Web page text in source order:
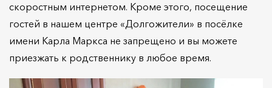
скоростным интернетом. Кроме этого, посещение
гостей в нашем центре «Долгожители» в посёлке
имени Карла Маркса не запрещено и вы можете
приезжать к родственнику в любое время.